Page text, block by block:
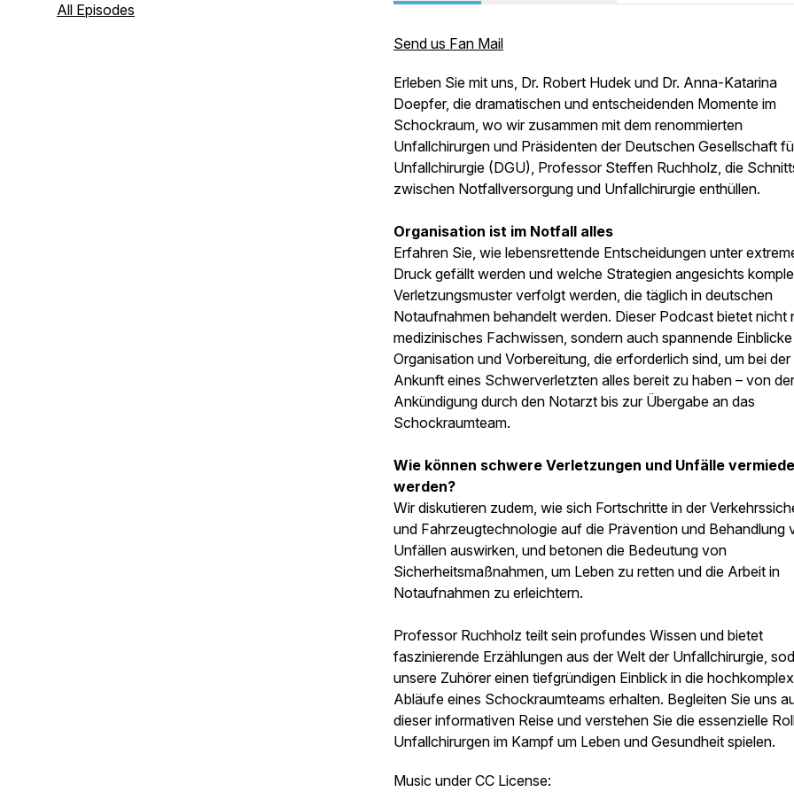
Podcasts mit renommierten Expertinnen
All Episodes
Send us Fan Mail
Erleben Sie mit uns, Dr. Robert Hudek und Dr. Anna-Katarina
Doepfer, die dramatischen und entscheidenden Momente im
Schockraum, wo wir zusammen mit dem renommierten
Unfallchirurgen und Präsidenten der Deutschen Gesellschaft
Unfallchirurgie (DGU), Professor Steffen Ruchholz, die
zwischen Notfallversorgung und Unfallchirurgie enthüllen.
Organisation ist im Notfall alles
Erfahren Sie, wie lebensrettende Entscheidungen unter
Druck gefällt werden und welche Strategien angesichts
Verletzungsmuster verfolgt werden, die täglich in deutschen
Notaufnahmen behandelt werden. Dieser Podcast bietet nicht
medizinisches Fachwissen, sondern auch spannende
Organisation und Vorbereitung, die erforderlich sind, um bei der
Ankunft eines Schwerverletzten alles bereit zu haben – von der
Ankündigung durch den Notarzt bis zur Übergabe an das
Schockraumteam.
Wie können schwere Verletzungen und Unfälle
werden?
Wir diskutieren zudem, wie sich Fortschritte in der
und Fahrzeugtechnologie auf die Prävention und Behandlung
Unfällen auswirken, und betonen die Bedeutung von
Sicherheitsmaßnahmen, um Leben zu retten und die Arbeit in
Notaufnahmen zu erleichtern.
Professor Ruchholz teilt sein profundes Wissen und bietet
faszinierende Erzählungen aus der Welt der Unfallchirurgie,
unsere Zuhörer einen tiefgründigen Einblick in die
Abläufe eines Schockraumteams erhalten. Begleiten Sie uns
dieser informativen Reise und verstehen Sie die essenzielle
Unfallchirurgen im Kampf um Leben und Gesundheit spielen.
Music under CC License: